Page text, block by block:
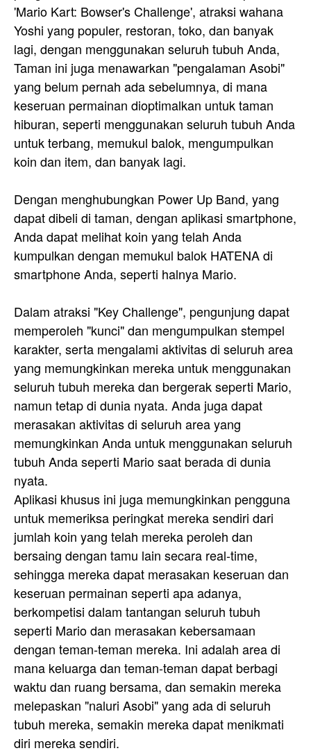
'Mario Kart: Bowser's Challenge', atraksi wahana
Yoshi yang populer, restoran, toko, dan banyak
lagi, dengan menggunakan seluruh tubuh Anda,
Taman ini juga menawarkan "pengalaman Asobi"
yang belum pernah ada sebelumnya, di mana
keseruan permainan dioptimalkan untuk taman
hiburan, seperti menggunakan seluruh tubuh Anda
untuk terbang, memukul balok, mengumpulkan
koin dan item, dan banyak lagi.
Dengan menghubungkan Power Up Band, yang
dapat dibeli di taman, dengan aplikasi smartphone,
Anda dapat melihat koin yang telah Anda
kumpulkan dengan memukul balok HATENA di
smartphone Anda, seperti halnya Mario.
Dalam atraksi "Key Challenge", pengunjung dapat
memperoleh "kunci" dan mengumpulkan stempel
karakter, serta mengalami aktivitas di seluruh area
yang memungkinkan mereka untuk menggunakan
seluruh tubuh mereka dan bergerak seperti Mario,
namun tetap di dunia nyata. Anda juga dapat
merasakan aktivitas di seluruh area yang
memungkinkan Anda untuk menggunakan seluruh
tubuh Anda seperti Mario saat berada di dunia
nyata.
Aplikasi khusus ini juga memungkinkan pengguna
untuk memeriksa peringkat mereka sendiri dari
jumlah koin yang telah mereka peroleh dan
bersaing dengan tamu lain secara real-time,
sehingga mereka dapat merasakan keseruan dan
keseruan permainan seperti apa adanya,
berkompetisi dalam tantangan seluruh tubuh
seperti Mario dan merasakan kebersamaan
dengan teman-teman mereka. Ini adalah area di
mana keluarga dan teman-teman dapat berbagi
waktu dan ruang bersama, dan semakin mereka
melepaskan "naluri Asobi" yang ada di seluruh
tubuh mereka, semakin mereka dapat menikmati
diri mereka sendiri.